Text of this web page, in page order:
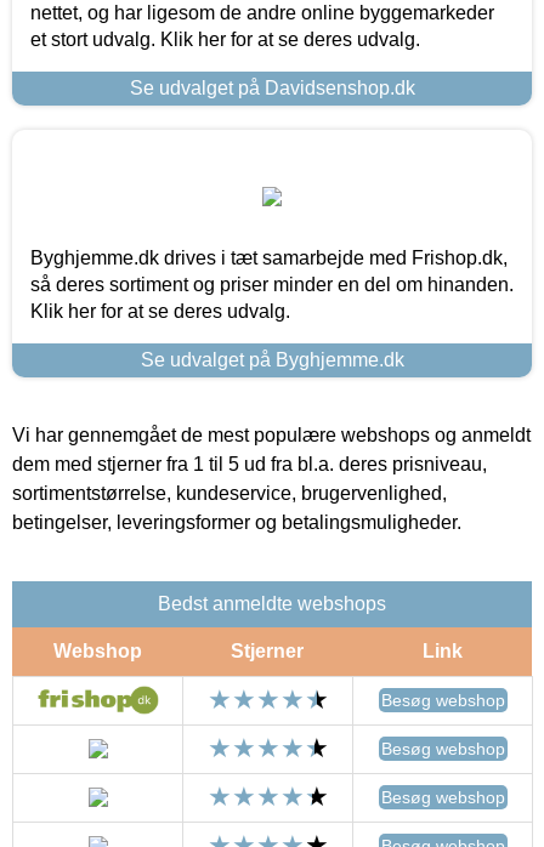
nettet, og har ligesom de andre online byggemarkeder
et stort udvalg. Klik her for at se deres udvalg.
Se udvalget på Davidsenshop.dk
Byghjemme.dk drives i tæt samarbejde med Frishop.dk,
så deres sortiment og priser minder en del om hinanden.
Klik her for at se deres udvalg.
Se udvalget på Byghjemme.dk
Vi har gennemgået de mest populære webshops og anmeldt
dem med stjerner fra 1 til 5 ud fra bl.a. deres prisniveau,
sortimentstørrelse, kundeservice, brugervenlighed,
betingelser, leveringsformer og betalingsmuligheder.
Bedst anmeldte webshops
Webshop Stjerner Link
Besøg webshop
Besøg webshop
Besøg webshop